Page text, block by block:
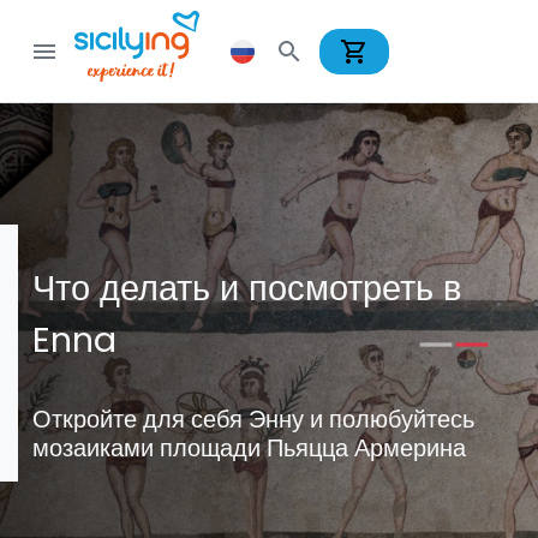
menu search shopping_cart
Что делать и посмотреть в
Enna
Откройте для себя Энну и полюбуйтесь
мозаиками площади Пьяцца Армерина